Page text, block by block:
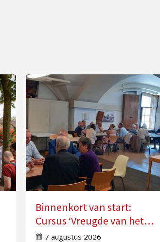
Binnenkort van start:
Cursus ‘Vreugde van het
Evangelie ervaren’
7 augustus 2026